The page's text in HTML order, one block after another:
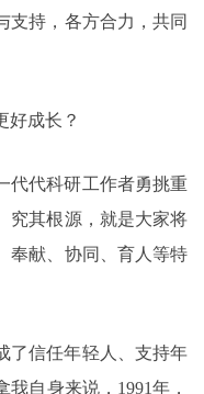
支持，各方合力，共同
好成长？
代代科研工作者勇挑重
究其根源，就是大家将
奉献、协同、育人等特
了信任年轻人、支持年
自身来说，1991年，